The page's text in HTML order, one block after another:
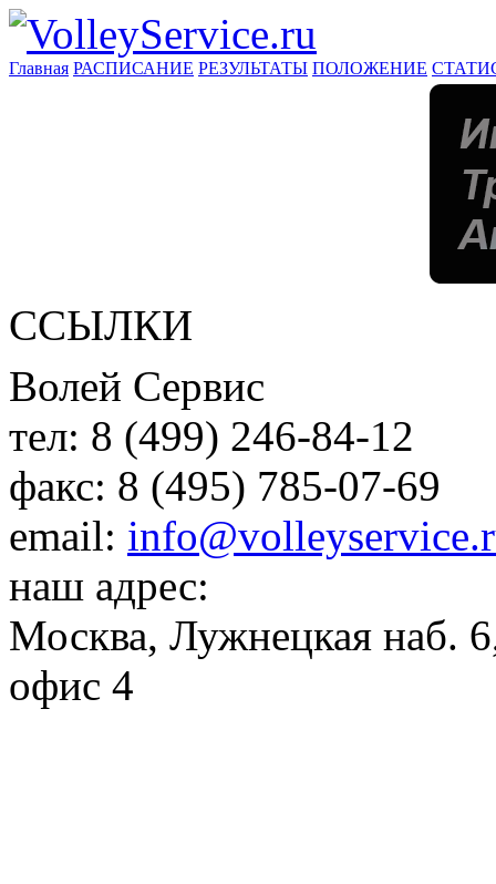
Главная РАСПИСАНИЕ РЕЗУЛЬТАТЫ ПОЛОЖЕНИЕ
ССЫЛКИ
Волей Сервис
тел: 8 (499) 246-84-12
факс: 8 (495) 785-07-69
email:
наш адрес:
Москва, Лужнецкая наб.
офис 4